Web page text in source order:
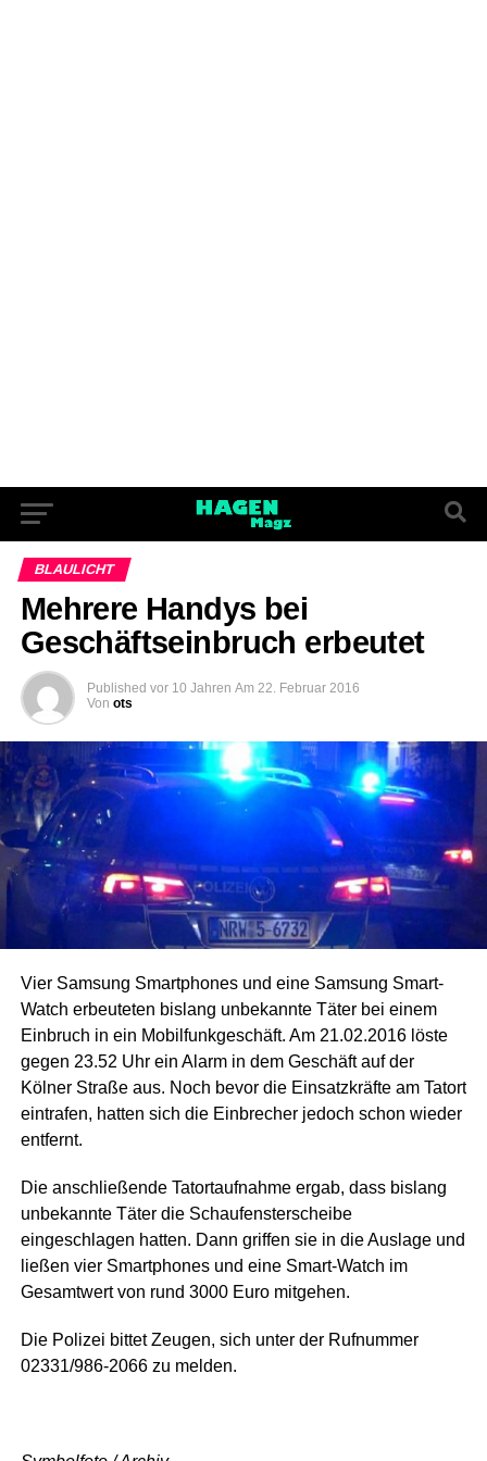
BLAULICHT
Mehrere Handys bei
Geschäftseinbruch erbeutet
Published vor 10 Jahren Am 22. Februar 2016
Von ots
Vier Samsung Smartphones und eine Samsung Smart-
Watch erbeuteten bislang unbekannte Täter bei einem
Einbruch in ein Mobilfunkgeschäft. Am 21.02.2016 löste
gegen 23.52 Uhr ein Alarm in dem Geschäft auf der
Kölner Straße aus. Noch bevor die Einsatzkräfte am Tatort
eintrafen, hatten sich die Einbrecher jedoch schon wieder
entfernt.
Die anschließende Tatortaufnahme ergab, dass bislang
unbekannte Täter die Schaufensterscheibe
eingeschlagen hatten. Dann griffen sie in die Auslage und
ließen vier Smartphones und eine Smart-Watch im
Gesamtwert von rund 3000 Euro mitgehen.
Die Polizei bittet Zeugen, sich unter der Rufnummer
02331/986-2066 zu melden.